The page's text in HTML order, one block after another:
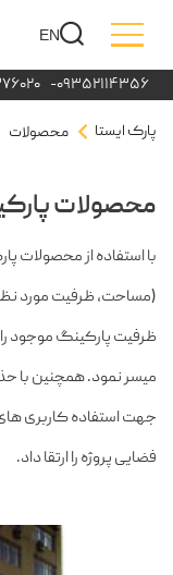
EN
-۰۹۳۵۲۱۱۴۳۵۶
پارک ایستا محصولات
محصولات
با استفاده از محصولات
(مساحت، ظرفیت مورد
ظرفیت پارکینگ موجود
میسر نمود. همچنین با
جهت استفاده کاربری
فضایی پروژه را ارتقا داد.